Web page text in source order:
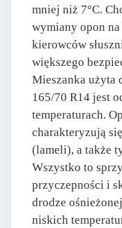
mniej niż 7°C.
wymiany opon
kierowców
większego
Mieszanka użyta
165/70 R14 jest
temperaturach.
charakteryzują
(lameli), a także
Wszystko to
przyczepności i
drodze
niskich